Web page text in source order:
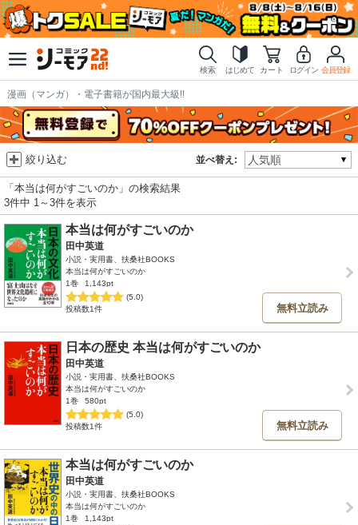
検索 はじめて カート ログイン 会員登録
漫画（マンガ）・電子書籍が国内最大級!!
並べ替え:
絞り込む
「本当は何がすごいのか」の検索結果
3件中 1～3件を表示
本当は何がすごいのか
田中英道
小説・実用書、扶桑社BOOKS
本当は何がすごいのか
1巻
1,143pt
(5.0)
投稿数1件
無料立読み
日本の歴史 本当は何がすごいのか
田中英道
小説・実用書、扶桑社BOOKS
本当は何がすごいのか
1巻
580pt
(5.0)
投稿数1件
無料立読み
本当は何がすごいのか
田中英道
小説・実用書、扶桑社BOOKS
本当は何がすごいのか
1巻
1,143pt